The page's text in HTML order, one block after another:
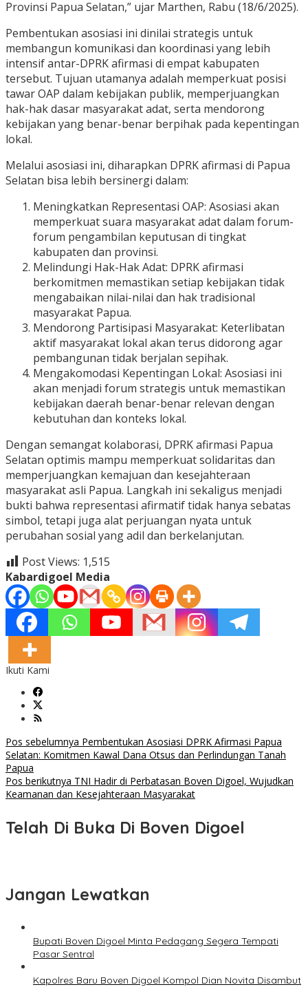
Provinsi Papua Selatan,” ujar Marthen, Rabu (18/6/2025).
Pembentukan asosiasi ini dinilai strategis untuk
membangun komunikasi dan koordinasi yang lebih
intensif antar-DPRK afirmasi di empat kabupaten
tersebut. Tujuan utamanya adalah memperkuat posisi
tawar OAP dalam kebijakan publik, memperjuangkan
hak-hak dasar masyarakat adat, serta mendorong
kebijakan yang benar-benar berpihak pada kepentingan
lokal.
Melalui asosiasi ini, diharapkan DPRK afirmasi di Papua
Selatan bisa lebih bersinergi dalam:
Meningkatkan Representasi OAP: Asosiasi akan
memperkuat suara masyarakat adat dalam forum-
forum pengambilan keputusan di tingkat
kabupaten dan provinsi.
Melindungi Hak-Hak Adat: DPRK afirmasi
berkomitmen memastikan setiap kebijakan tidak
mengabaikan nilai-nilai dan hak tradisional
masyarakat Papua.
Mendorong Partisipasi Masyarakat: Keterlibatan
aktif masyarakat lokal akan terus didorong agar
pembangunan tidak berjalan sepihak.
Mengakomodasi Kepentingan Lokal: Asosiasi ini
akan menjadi forum strategis untuk memastikan
kebijakan daerah benar-benar relevan dengan
kebutuhan dan konteks lokal.
Dengan semangat kolaborasi, DPRK afirmasi Papua
Selatan optimis mampu memperkuat solidaritas dan
memperjuangkan kemajuan dan kesejahteraan
masyarakat asli Papua. Langkah ini sekaligus menjadi
bukti bahwa representasi afirmatif tidak hanya sebatas
simbol, tetapi juga alat perjuangan nyata untuk
perubahan sosial yang adil dan berkelanjutan.
Post Views: 1,515
Kabardigoel Media
Ikuti Kami
Navigasi
pos
Pos sebelumnya Pembentukan Asosiasi DPRK Afirmasi Papua
Selatan: Komitmen Kawal Dana Otsus dan Perlindungan Tanah
Papua
Pos berikutnya TNI Hadir di Perbatasan Boven Digoel, Wujudkan
Keamanan dan Kesejahteraan Masyarakat
Telah Di Buka Di Boven Digoel
Jangan Lewatkan
Bupati Boven Digoel Minta Pedagang Segera Tempati
Pasar Sentral
Kapolres Baru Boven Digoel Kompol Dian Novita Disambut